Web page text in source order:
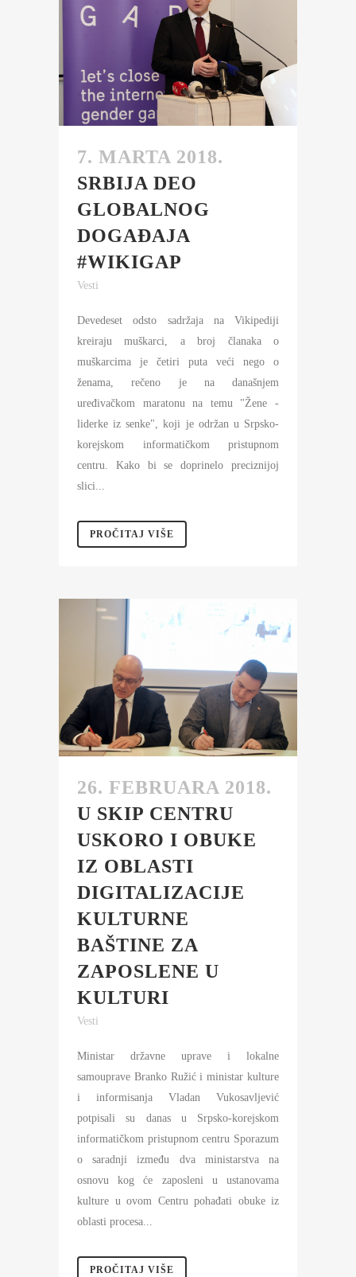
7. MARTA 2018.
SRBIJA DEO
GLOBALNOG
DOGAĐAJA
#WIKIGAP
Vesti
Devedeset odsto sadržaja na Vikipediji
kreiraju muškarci, a broj članaka o
muškarcima je četiri puta veći nego o
ženama, rečeno je na današnjem
uređivačkom maratonu na temu "Žene -
liderke iz senke", koji je održan u Srpsko-
korejskom informatičkom pristupnom
centru. Kako bi se doprinelo preciznijoj
slici...
PROČITAJ VIŠE
26. FEBRUARA 2018.
U SKIP CENTRU
USKORO I OBUKE
IZ OBLASTI
DIGITALIZACIJE
KULTURNE
BAŠTINE ZA
ZAPOSLENE U
KULTURI
Vesti
Ministar državne uprave i lokalne
samouprave Branko Ružić i ministar kulture
i informisanja Vladan Vukosavljević
potpisali su danas u Srpsko-korejskom
informatičkom pristupnom centru Sporazum
o saradnji između dva ministarstva na
osnovu kog će zaposleni u ustanovama
kulture u ovom Centru pohađati obuke iz
oblasti procesa...
PROČITAJ VIŠE